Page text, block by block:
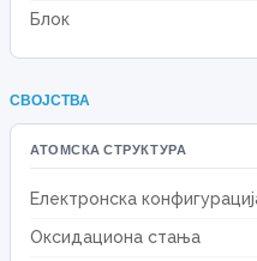
Блок
СВОЈСТВА
АТОМСКА СТРУКТУРА
Електронска
Оксидациона стања